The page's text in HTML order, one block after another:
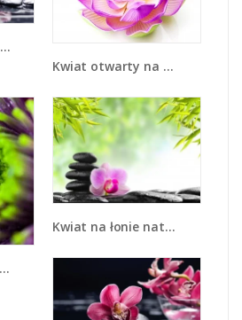
Kwiat otwarty na świat - K890
Kwiat na łonie natury - K592